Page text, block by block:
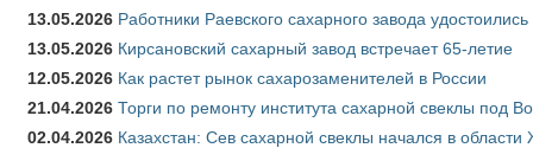
13.05.2026 Работники Раевского сахарного завода удостоились
13.05.2026 Кирсановский сахарный завод встречает 65-летие
12.05.2026 Как растет рынок сахарозаменителей в России
21.04.2026 Торги по ремонту института сахарной свеклы под
02.04.2026 Казахстан: Сев сахарной свеклы начался в области